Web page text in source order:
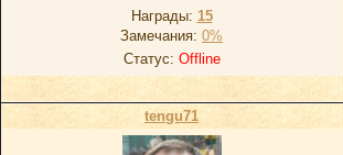
Награды: 15
Замечания: 0%
Статус: Offline
tengu71